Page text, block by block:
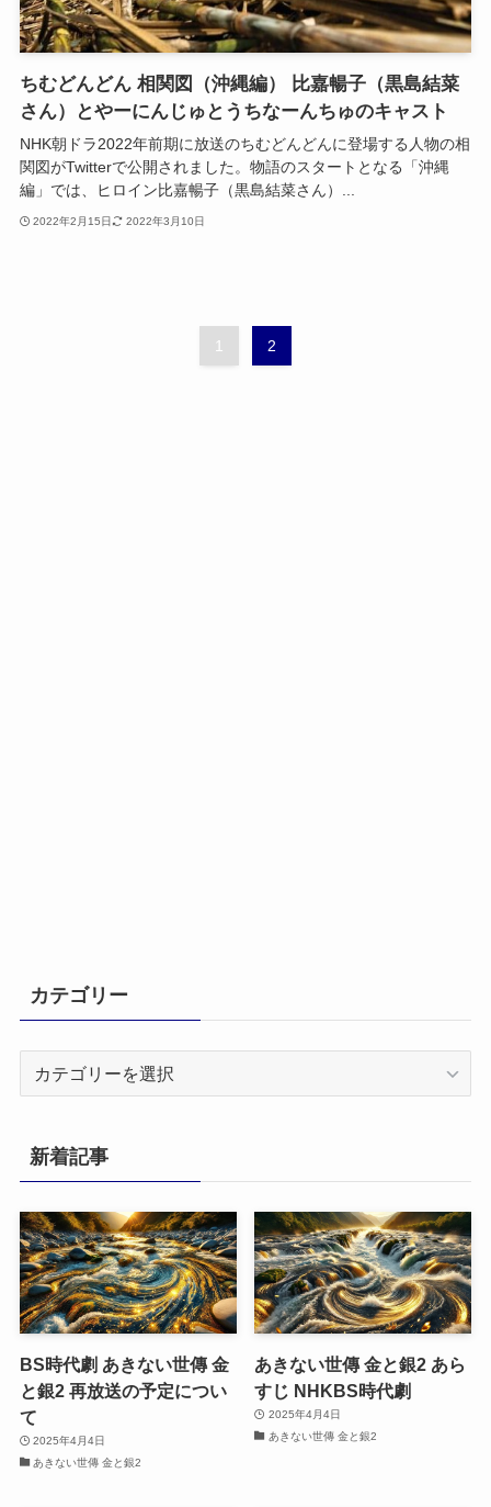
ちむどんどん 相関図（沖縄編） 比嘉暢子（黒島結菜
さん）とやーにんじゅとうちなーんちゅのキャスト
NHK朝ドラ2022年前期に放送のちむどんどんに登場する人物の相
関図がTwitterで公開されました。物語のスタートとなる「沖縄
編」では、ヒロイン比嘉暢子（黒島結菜さん）...
2022年2月15日 2022年3月10日
1 2
カテゴリー
リ
ー
新着記事
BS時代劇 あきない世傳 金
と銀2 再放送の予定につい
て
2025年4月4日
あきない世傳 金と銀2
あきない世傳 金と銀2 あら
すじ NHKBS時代劇
2025年4月4日
あきない世傳 金と銀2